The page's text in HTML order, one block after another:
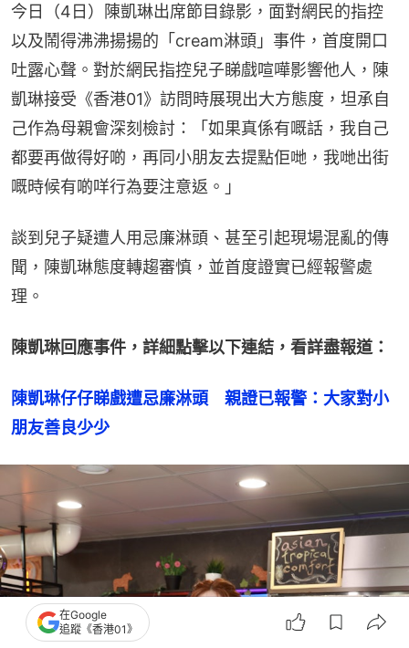
今日（4日）陳凱琳出席節目錄影，面對網民的指控
以及鬧得沸沸揚揚的「cream淋頭」事件，首度開口
吐露心聲。對於網民指控兒子睇戲喧嘩影響他人，陳
凱琳接受《香港01》訪問時展現出大方態度，坦承自
己作為母親會深刻檢討：「如果真係有嘅話，我自己
都要再做得好啲，再同小朋友去提點佢哋，我哋出街
嘅時候有啲咩行為要注意返。」
談到兒子疑遭人用忌廉淋頭、甚至引起現場混亂的傳
聞，陳凱琳態度轉趨審慎，並首度證實已經報警處
理。
陳凱琳回應事件，詳細點擊以下連結，看詳盡報道：
陳凱琳仔仔睇戲遭忌廉淋頭　親證已報警：大家對小
朋友善良少少
在Google
追蹤《香港01》